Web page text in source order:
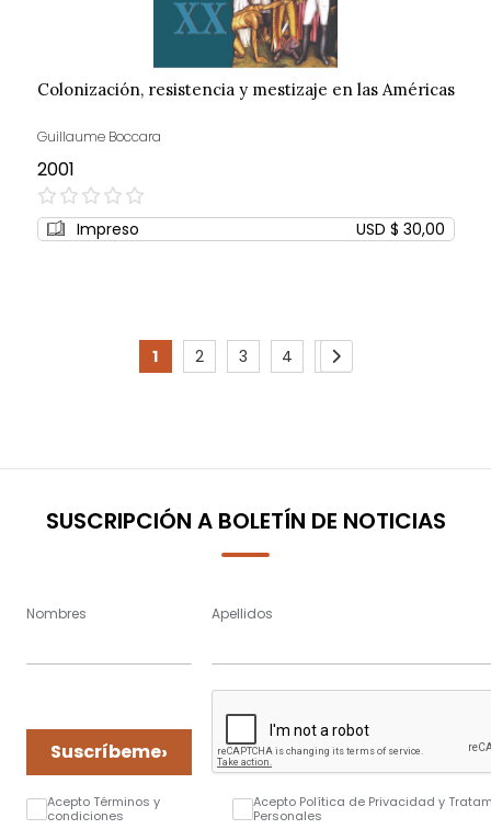
Colonización, resistencia y mestizaje en las Américas
Guillaume Boccara
2001
0%
Impreso USD $ 30,00
Page
You're
page
1
Page
2
Page
3
Page
4
Page
5
Page
Siguiente
SUSCRIPCIÓN A BOLETÍN DE NOTICIAS
Nombres Apellidos
Suscríbeme›
Acepto Términos y
condiciones
Acepto Política de Privacidad y
Personales